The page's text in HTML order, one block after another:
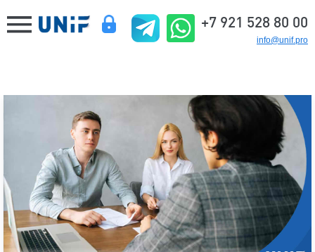
+7 921 528 80 00
info@unif.pro